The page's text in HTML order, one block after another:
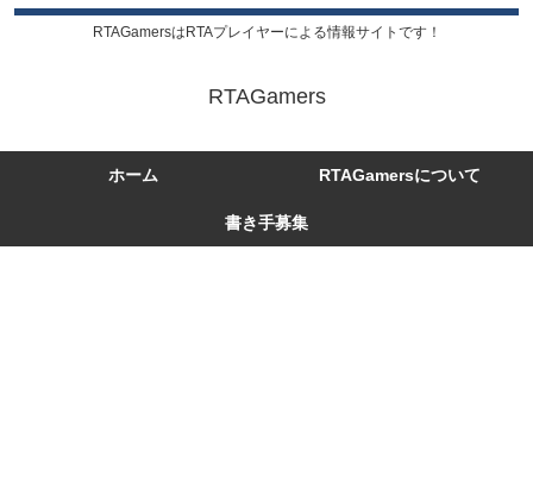
RTAGamersはRTAプレイヤーによる情報サイトです！
RTAGamers
ホーム RTAGamersについて
書き手募集